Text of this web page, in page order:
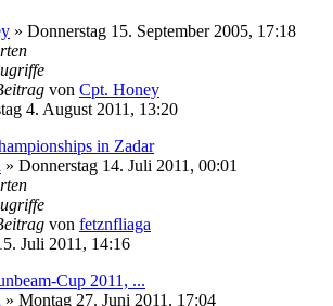
» Donnerstag 15. September 2005, 17:18
von Cpt. Honey
4. August 2011, 13:20
in Zadar
» Donnerstag 14. Juli 2011, 00:01
von fetznfliaga
Juli 2011, 14:16
Cup 2011, ...
» Montag 27. Juni 2011, 17:04